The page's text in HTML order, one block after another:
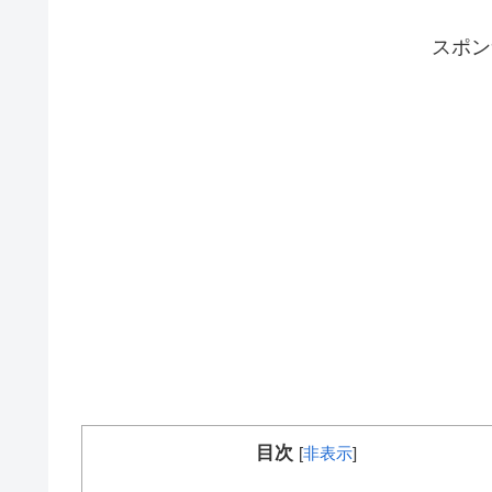
スポ
目次 [非表示]